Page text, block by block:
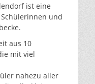
ist eine
und
aus 10
mit viel
nahezu aller